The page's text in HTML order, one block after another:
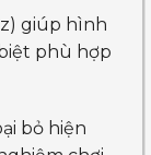
giúp hình
phù hợp
bỏ hiện